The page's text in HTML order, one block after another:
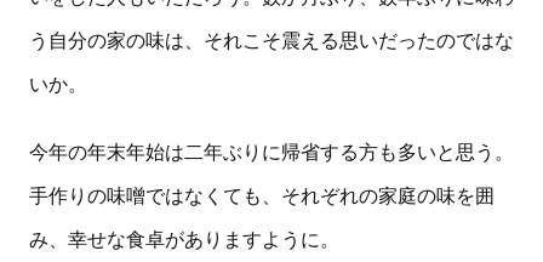
う自分の家の味は、それこそ震える思いだったのではな
いか。
今年の年末年始は二年ぶりに帰省する方も多いと思う。
手作りの味噌ではなくても、それぞれの家庭の味を囲
み、幸せな食卓がありますように。